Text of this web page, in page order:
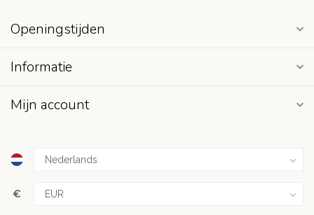
Openingstijden
Informatie
Mijn account
€